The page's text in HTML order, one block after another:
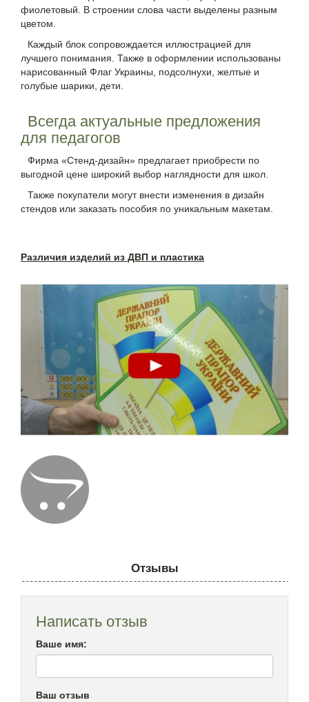
фиолетовый. В строении слова части выделены разным
цветом.
Каждый блок сопровождается иллюстрацией для
лучшего понимания. Также в оформлении использованы
нарисованный Флаг Украины, подсолнухи, желтые и
голубые шарики, дети.
Всегда актуальные предложения
для педагогов
Фирма «Стенд-дизайн» предлагает приобрести по
выгодной цене широкий выбор наглядности для школ.
Также покупатели могут внести изменения в дизайн
стендов или заказать пособия по уникальным макетам.
Различия изделий из ДВП и пластика
Отзывы
Написать отзыв
Ваше имя:
Ваш отзыв